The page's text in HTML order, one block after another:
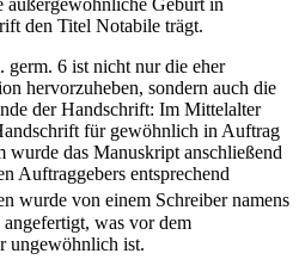
außergewöhnliche Geburt in
den Titel Notabile trägt.
6 ist nicht nur die eher
hervorzuheben, sondern auch die
der Handschrift: Im Mittelalter
für gewöhnlich in Auftrag
wurde das Manuskript anschließend
Auftraggebers entsprechend
wurde von einem Schreiber namens
was vor dem
ungewöhnlich ist.